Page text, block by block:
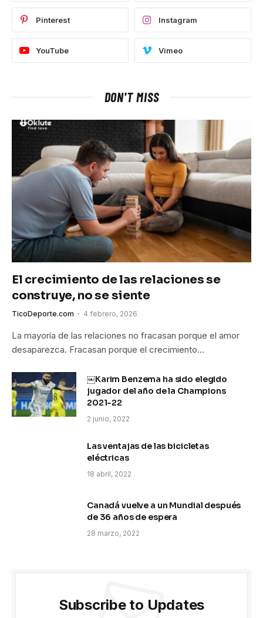
Pinterest Instagram
YouTube Vimeo
DON'T MISS
El crecimiento de las relaciones se
construye, no se siente
TicoDeporte.com 4 febrero, 2026
La mayoría de las relaciones no fracasan porque el amor
desaparezca. Fracasan porque el crecimiento…
￼Karim Benzema ha sido elegido
jugador del año de la Champions
2021-22
2 junio, 2022
Las ventajas de las bicicletas
eléctricas
18 abril, 2022
Canadá vuelve a un Mundial después
de 36 años de espera
28 marzo, 2022
Subscribe to Updates